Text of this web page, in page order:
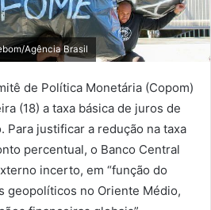
Agência Brasil
de Política Monetária (Copom)
(18) a taxa básica de juros de
Para justificar a redução na taxa
percentual, o Banco Central
incerto, em “função do
geopolíticos no Oriente Médio,